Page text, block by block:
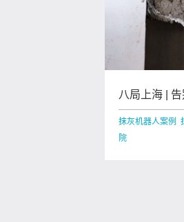
八局上海 |
项目智能“分
抹灰机器人案例
院